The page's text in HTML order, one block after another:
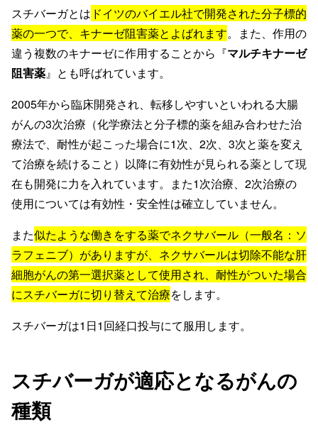
スチバーガとは ドイツのバイエル社で開発された分子標的
薬の一つで、キナーゼ阻害薬とよばれます。また、作用の
違う複数のキナーゼに作用することから『マルチキナーゼ
阻害薬』とも呼ばれています。
2005年から臨床開発され、転移しやすいといわれる大腸
がんの3次治療（化学療法と分子標的薬を組み合わせた治
療法で、耐性が起こった場合に1次、2次、3次と薬を変え
て治療を続けること）以降に有効性が見られる薬として現
在も開発に力を入れています。また1次治療、2次治療の
使用については有効性・安全性は確立していません。
また似たような働きをする薬でネクサバール（一般名：ソ
ラフェニブ）がありますが、ネクサバールは切除不能な肝
細胞がんの第一選択薬として使用され、耐性がついた場合
にスチバーガに切り替えて治療をします。
スチバーガは1日1回経口投与にて服用します。
スチバーガが適応となるがんの
種類